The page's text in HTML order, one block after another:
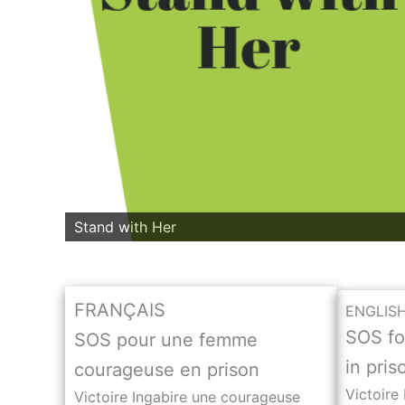
Stand with Her
FRANÇAIS
SOS pour une femme
courageuse en prison
Victoire Ingabire une courageuse
SOS
in
Victoire